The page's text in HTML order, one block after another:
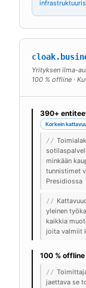
Yrityksen ilma-
100 % offline ·
390+
Korkein
//
minkään
tunnistimet
Presidiossa
//
yleinen
kaikkia
joita valmiit
100 %
//
jaettava se